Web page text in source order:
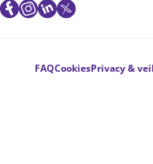
Voetnavigatie
FAQCookiesPrivacy &